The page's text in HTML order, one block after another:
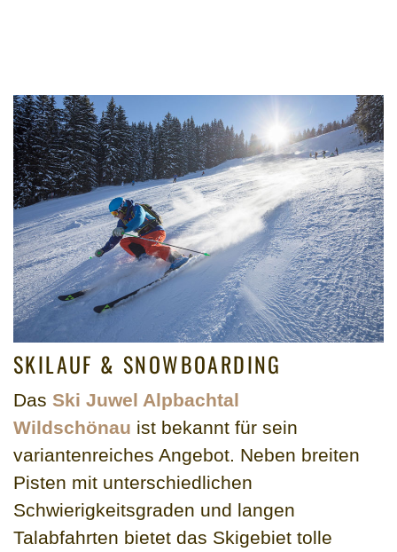
SKILAUF & SNOWBOARDING
Das Ski Juwel Alpbachtal
Wildschönau ist bekannt für sein
variantenreiches Angebot. Neben breiten
Pisten mit unterschiedlichen
Schwierigkeitsgraden und langen
Talabfahrten bietet das Skigebiet tolle